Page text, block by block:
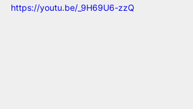
https://youtu.be/_9H69U6-zzQ